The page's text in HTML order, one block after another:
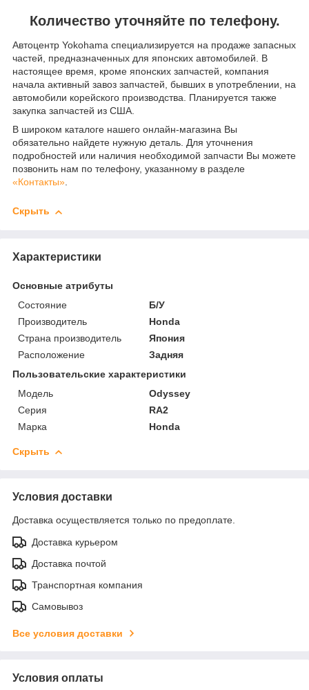
Количество уточняйте по телефону.
Автоцентр Yokohama специализируется на продаже запасных
частей, предназначенных для японских автомобилей. В
настоящее время, кроме японских запчастей, компания
начала активный завоз запчастей, бывших в употреблении, на
автомобили корейского производства. Планируется также
закупка запчастей из США.
В широком каталоге нашего онлайн-магазина Вы
обязательно найдете нужную деталь. Для уточнения
подробностей или наличия необходимой запчасти Вы можете
позвонить нам по телефону, указанному в разделе
«Контакты».
Скрыть
Характеристики
Основные атрибуты
Состояние
Б/У
Производитель
Honda
Страна производитель
Япония
Расположение
Задняя
Пользовательские характеристики
Модель
Odyssey
Серия
RA2
Марка
Honda
Скрыть
Условия доставки
Доставка осуществляется только по предоплате.
Доставка курьером
Доставка почтой
Транспортная компания
Самовывоз
Все условия доставки
Условия оплаты